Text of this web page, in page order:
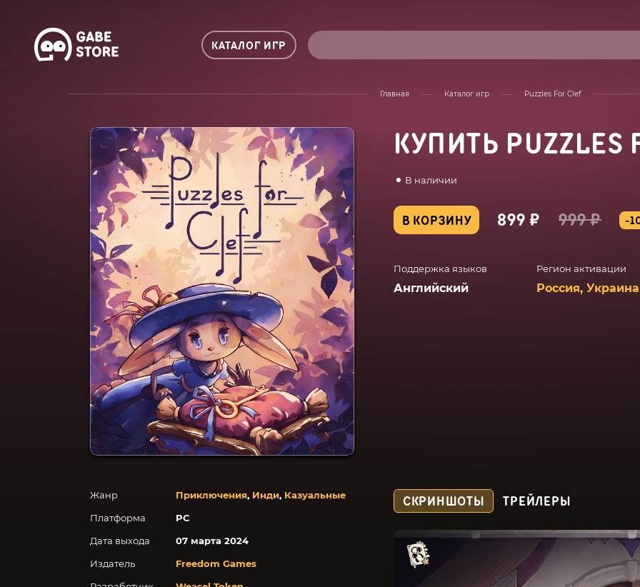
КАТАЛОГ ИГР
Главная Каталог игр Puzzles For Clef
КУПИТЬ PUZZLES
В наличии
В КОРЗИНУ 899 ₽ 999 ₽ -
Поддержка языков
Английский
Регион активации
Россия,
Жанр Приключения, Инди, Казуальные
Платформа
PC
Дата выхода
07 марта 2024
Издатель
Freedom Games
СКРИНШОТЫ ТРЕЙЛЕРЫ